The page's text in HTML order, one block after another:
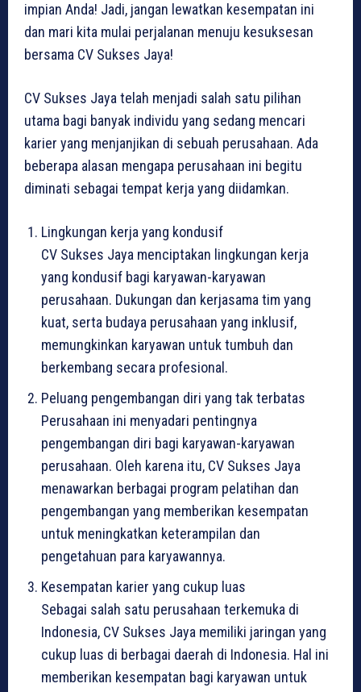
impian Anda! Jadi, jangan lewatkan kesempatan ini
dan mari kita mulai perjalanan menuju kesuksesan
bersama CV Sukses Jaya!
CV Sukses Jaya telah menjadi salah satu pilihan
utama bagi banyak individu yang sedang mencari
karier yang menjanjikan di sebuah perusahaan. Ada
beberapa alasan mengapa perusahaan ini begitu
diminati sebagai tempat kerja yang diidamkan.
Lingkungan kerja yang kondusif
CV Sukses Jaya menciptakan lingkungan kerja
yang kondusif bagi karyawan-karyawan
perusahaan. Dukungan dan kerjasama tim yang
kuat, serta budaya perusahaan yang inklusif,
memungkinkan karyawan untuk tumbuh dan
berkembang secara profesional.
Peluang pengembangan diri yang tak terbatas
Perusahaan ini menyadari pentingnya
pengembangan diri bagi karyawan-karyawan
perusahaan. Oleh karena itu, CV Sukses Jaya
menawarkan berbagai program pelatihan dan
pengembangan yang memberikan kesempatan
untuk meningkatkan keterampilan dan
pengetahuan para karyawannya.
Kesempatan karier yang cukup luas
Sebagai salah satu perusahaan terkemuka di
Indonesia, CV Sukses Jaya memiliki jaringan yang
cukup luas di berbagai daerah di Indonesia. Hal ini
memberikan kesempatan bagi karyawan untuk